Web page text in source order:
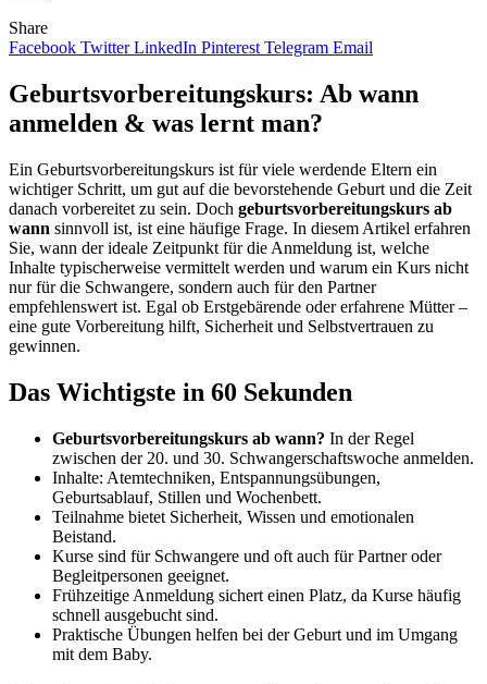
Share
Facebook Twitter LinkedIn Pinterest Telegram Email
Geburtsvorbereitungskurs: Ab wann
anmelden & was lernt man?
Ein Geburtsvorbereitungskurs ist für viele werdende Eltern ein
wichtiger Schritt, um gut auf die bevorstehende Geburt und die Zeit
danach vorbereitet zu sein. Doch geburtsvorbereitungskurs ab
wann sinnvoll ist, ist eine häufige Frage. In diesem Artikel erfahren
Sie, wann der ideale Zeitpunkt für die Anmeldung ist, welche
Inhalte typischerweise vermittelt werden und warum ein Kurs nicht
nur für die Schwangere, sondern auch für den Partner
empfehlenswert ist. Egal ob Erstgebärende oder erfahrene Mütter –
eine gute Vorbereitung hilft, Sicherheit und Selbstvertrauen zu
gewinnen.
Das Wichtigste in 60 Sekunden
Geburtsvorbereitungskurs ab wann? In der Regel
zwischen der 20. und 30. Schwangerschaftswoche anmelden.
Inhalte: Atemtechniken, Entspannungsübungen,
Geburtsablauf, Stillen und Wochenbett.
Teilnahme bietet Sicherheit, Wissen und emotionalen
Beistand.
Kurse sind für Schwangere und oft auch für Partner oder
Begleitpersonen geeignet.
Frühzeitige Anmeldung sichert einen Platz, da Kurse häufig
schnell ausgebucht sind.
Praktische Übungen helfen bei der Geburt und im Umgang
mit dem Baby.